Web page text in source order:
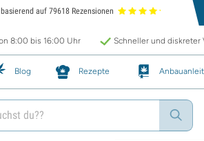
auf 79618 Rezensionen
8:00 bis 16:00 Uhr Schneller und diskreter
Blog Rezepte